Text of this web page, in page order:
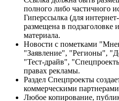
полного либо частичного
Гиперссылка (для
размещена в подзаголовке
материала.
Новости с пометками
"Заявление", "Регионы",
"Тест-драйв",
правах рекламы.
Раздел Спецпроекты
коммерческими
Любое копирование,